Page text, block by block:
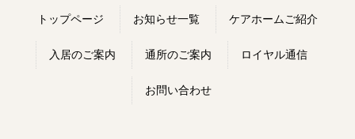
トップページ お知らせ一覧 ケアホームご紹介
入居のご案内 通所のご案内 ロイヤル通信
お問い合わせ